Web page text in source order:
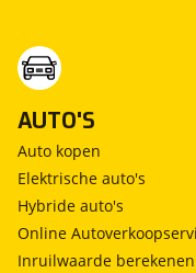
AUTO'S
Auto kopen
Elektrische auto's
Hybride auto's
Online
Inruilwaarde berekenen